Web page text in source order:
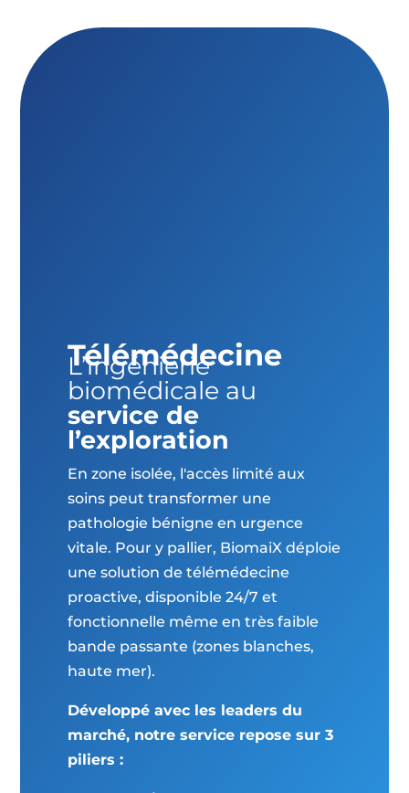
Télémédecine
L’ingénierie
biomédicale au
service de
l’exploration
En zone isolée, l'accès limité aux
soins peut transformer une
pathologie bénigne en urgence
vitale. Pour y pallier, BiomaiX déploie
une solution de télémédecine
proactive, disponible 24/7 et
fonctionnelle même en très faible
bande passante (zones blanches,
haute mer).
Développé avec les leaders du
marché, notre service repose sur 3
piliers :